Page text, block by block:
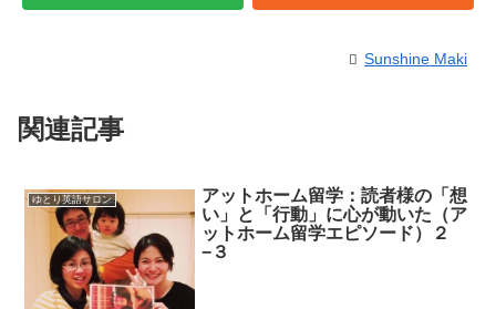
Sunshine Maki
関連記事
ゆとり英語サロン
アットホーム留学：読者様の「想
い」と「行動」に心が動いた（ア
ットホーム留学エピソード）２
−３